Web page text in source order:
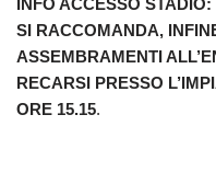
SI RACCOMANDA,
ASSEMBRAMENTI
RECARSI PRESSO
ORE 15.15.